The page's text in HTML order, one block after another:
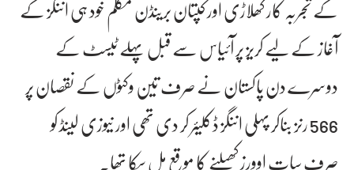
کے تجربہ کار کھلاڑی اور کپتان برینڈن مکلم خود ہی اننگز کے
آغاز کے لیے کریز پر آئیاس سے قبل پہلے ٹیسٹ کے
دوسرے دن پاکستان نے صرف تین وکٹوں کے نقصان پر
566 رنز بناکر پہلی اننگز ڈکلیئر کر دی تھی اور نیوزی لینڈ کو